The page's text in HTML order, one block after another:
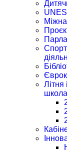
Літня
школа